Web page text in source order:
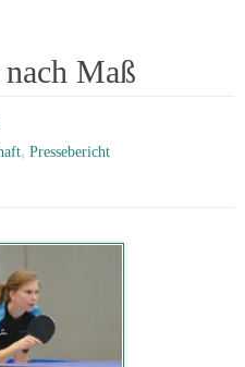
Maß
,Pressebericht